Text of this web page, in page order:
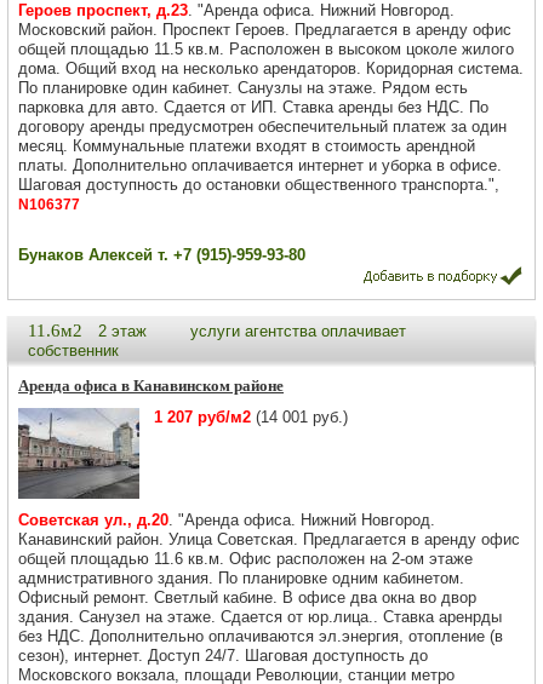
Героев проспект, д.23. "Аренда офиса. Нижний Новгород.
Московский район. Проспект Героев. Предлагается в аренду офис
общей площадью 11.5 кв.м. Расположен в высоком цоколе жилого
дома. Общий вход на несколько арендаторов. Коридорная система.
По планировке один кабинет. Санузлы на этаже. Рядом есть
парковка для авто. Сдается от ИП. Ставка аренды без НДС. По
договору аренды предусмотрен обеспечительный платеж за один
месяц. Коммунальные платежи входят в стоимость арендной
платы. Дополнительно оплачивается интернет и уборка в офисе.
Шаговая доступность до остановки общественного транспорта.",
N106377
Бунаков Алексей т. +7 (915)-959-93-80
11.6м2 2 этаж
услуги агентства оплачивает
собственник
Аренда офиса в Канавинском районе
1 207 руб/м2 (14 001 руб.)
Советская ул., д.20. "Аренда офиса. Нижний Новгород.
Канавинский район. Улица Советская. Предлагается в аренду офис
общей площадью 11.6 кв.м. Офис расположен на 2-ом этаже
адмнистративного здания. По планировке одним кабинетом.
Офисный ремонт. Светлый кабине. В офисе два окна во двор
здания. Санузел на этаже. Сдается от юр.лица.. Ставка аренрды
без НДС. Дополнительно оплачиваются эл.энергия, отопление (в
сезон), интернет. Доступ 24/7. Шаговая доступность до
Московского вокзала, площади Революции, станции метро